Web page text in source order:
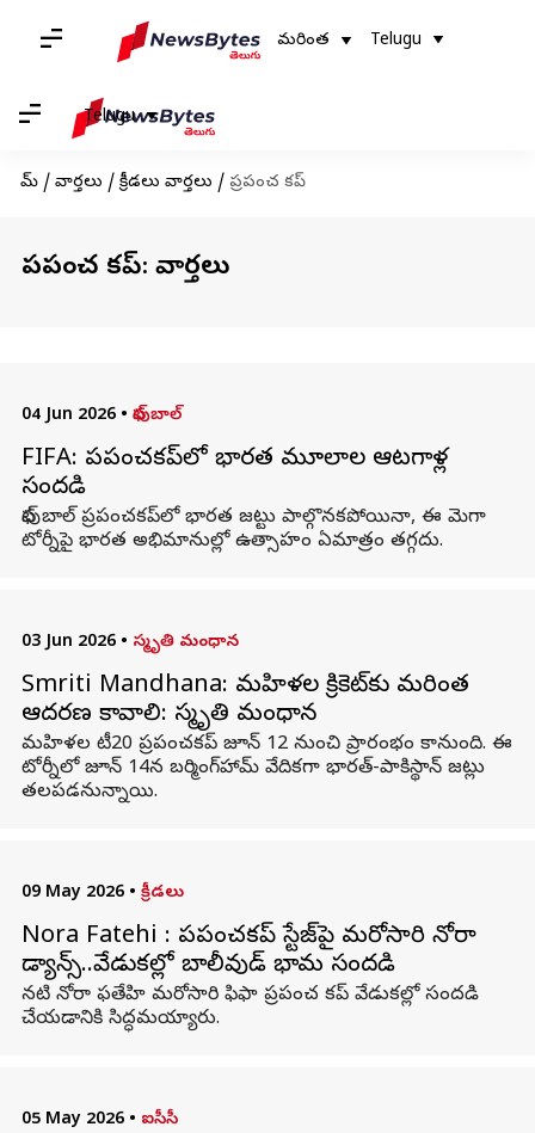
మరింత Telugu
Telugu
హోమ్ / వార్తలు / క్రీడలు వార్తలు / ప్రపంచ కప్
ప్రపంచ కప్: వార్తలు
04 Jun 2026 • ఫుట్ బాల్
FIFA: ప్రపంచకప్‌లో భారత మూలాల ఆటగాళ్ల
సందడి
ఫుట్‌ బాల్‌ ప్రపంచకప్‌లో భారత జట్టు పాల్గొనకపోయినా, ఈ మెగా
టోర్నీపై భారత అభిమానుల్లో ఉత్సాహం ఏమాత్రం తగ్గదు.
03 Jun 2026 • స్మృతి మంధాన
Smriti Mandhana: మహిళల క్రికెట్‌కు మరింత
ఆదరణ కావాలి: స్మృతి మంధాన
మహిళల టీ20 ప్రపంచకప్ జూన్ 12 నుంచి ప్రారంభం కానుంది. ఈ
టోర్నీలో జూన్ 14న బర్మింగ్‌హామ్ వేదికగా భారత్-పాకిస్థాన్ జట్లు
తలపడనున్నాయి.
09 May 2026 • క్రీడలు
Nora Fatehi : ప్రపంచకప్‌ స్టేజ్‌పై మరోసారి నోరా
డ్యాన్స్‌..వేడుకల్లో బాలీవుడ్‌ భామ సందడి
నటి నోరా ఫతేహి మరోసారి ఫిఫా ప్రపంచ కప్‌ వేడుకల్లో సందడి
చేయడానికి సిద్ధమయ్యారు.
05 May 2026 • ఐసీసీ